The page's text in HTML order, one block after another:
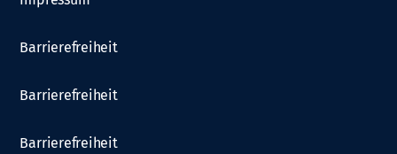
Barrierefreiheit
Barrierefreiheit
Barrierefreiheit